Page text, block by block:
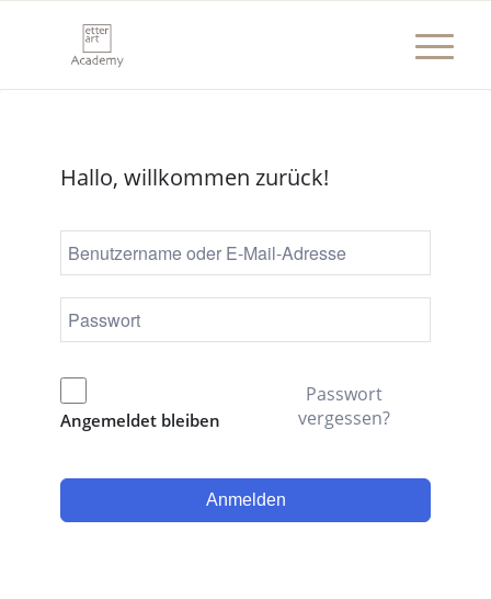
Hallo, willkommen zurück!
Angemeldet bleiben
Passwort
vergessen?
Anmelden